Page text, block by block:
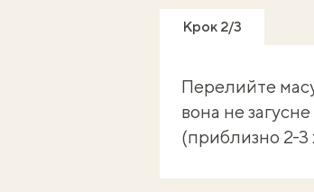
Крок 2/3
Перелийте
вона не загусне
(приблизно 2-3